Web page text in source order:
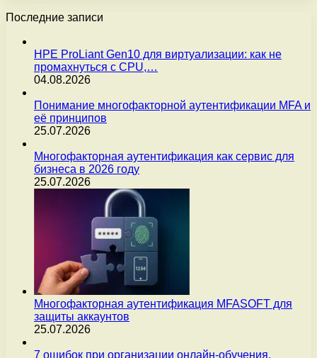
Последние записи
HPE ProLiant Gen10 для виртуализации: как не
промахнуться с CPU,…
04.08.2026
Понимание многофакторной аутентификации MFA и
её принципов
25.07.2026
Многофакторная аутентификация как сервис для
бизнеса в 2026 году
25.07.2026
Многофакторная аутентификация MFASOFT для
защиты аккаунтов
25.07.2026
7 ошибок при организации онлайн-обучения,